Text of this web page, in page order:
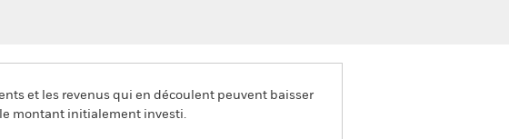
et les revenus qui en découlent peuvent baisser
montant initialement investi.